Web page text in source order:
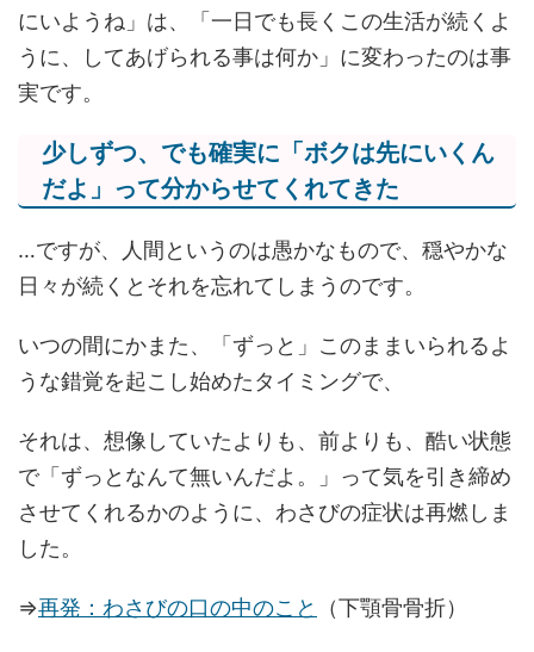
にいようね」は、「一日でも長くこの生活が続くよ
うに、してあげられる事は何か」に変わったのは事
実です。
少しずつ、でも確実に「ボクは先にいくん
だよ」って分からせてくれてきた
…ですが、人間というのは愚かなもので、穏やかな
日々が続くとそれを忘れてしまうのです。
いつの間にかまた、「ずっと」このままいられるよ
うな錯覚を起こし始めたタイミングで、
それは、想像していたよりも、前よりも、酷い状態
で「ずっとなんて無いんだよ。」って気を引き締め
させてくれるかのように、わさびの症状は再燃しま
した。
⇒再発：わさびの口の中のこと （下顎骨骨折）